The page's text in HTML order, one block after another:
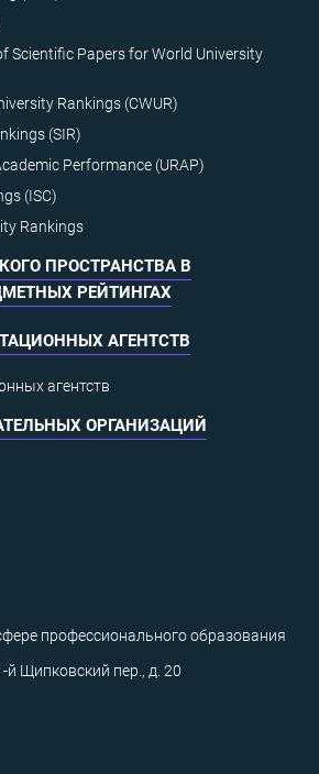
Scientific Papers for World University
Rankings (CWUR)
(SIR)
Performance (URAP)
(ISC)
Rankings
ПРОСТРАНСТВА В
РЕЙТИНГАХ
АГЕНТСТВ
агентств
ОРГАНИЗАЦИЙ
профессионального образования
й Щипковский пер., д. 20